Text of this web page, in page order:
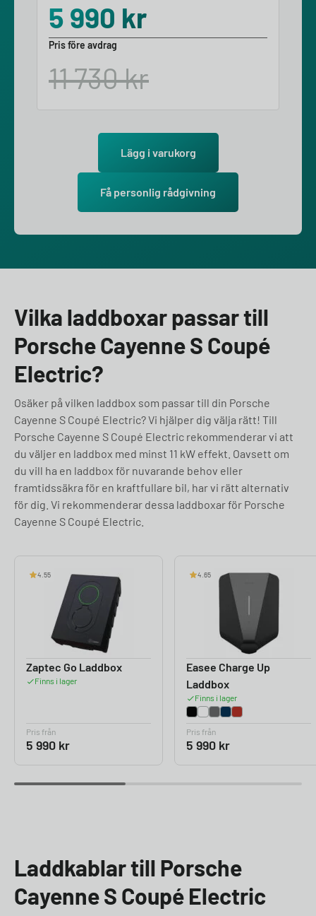
5 990 kr
Pris före avdrag
11 730kr
Lägg i varukorg
Få personlig rådgivning
Vilka laddboxar passar till
Porsche Cayenne S Coupé
Electric?
Osäker på vilken laddbox som passar till din Porsche
Cayenne S Coupé Electric? Vi hjälper dig välja rätt! Till
Porsche Cayenne S Coupé Electric rekommenderar vi att
du väljer en laddbox med minst 11 kW effekt. Oavsett om
du vill ha en laddbox för nuvarande behov eller
framtidssäkra för en kraftfullare bil, har vi rätt alternativ
för dig. Vi rekommenderar dessa laddboxar för Porsche
Cayenne S Coupé Electric.
4.55
Zaptec Go Laddbox
Finns i lager
Pris från
5 990 kr
4.65
Easee Charge Up
Laddbox
Finns i lager
Pris från
5 990 kr
Laddkablar till Porsche
Cayenne S Coupé Electric